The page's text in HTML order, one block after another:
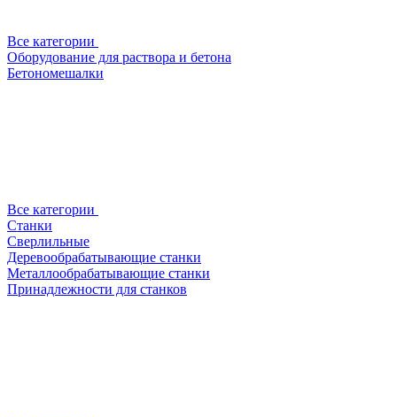
Все категории
Оборудование для раствора и бетона
Бетономешалки
Все категории
Станки
Сверлильные
Деревообрабатывающие станки
Металлообрабатывающие станки
Принадлежности для станков